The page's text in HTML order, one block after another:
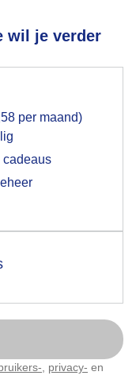
wil je verder
per maand)
cadeaus
privacy- en
2026, 31x bekeken
voor het
hebt gegeven,
browser waarin
later